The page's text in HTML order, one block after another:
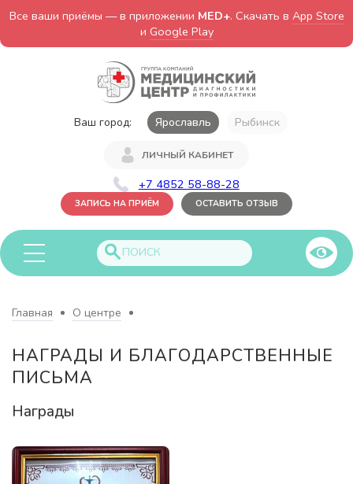
Все ваши приёмы — в приложении MED+. Скачать в App Store
и Google Play
Ваш город: Ярославль Рыбинск
ЛИЧНЫЙ КАБИНЕТ
+7 4852 58-88-28
ЗАПИСЬ НА ПРИЁМ ОСТАВИТЬ ОТЗЫВ
Главная О центре
НАГРАДЫ И БЛАГОДАРСТВЕННЫЕ
ПИСЬМА
Награды